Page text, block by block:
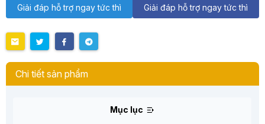
Giải đáp hỗ trợ ngay tức thì
Giải đáp hỗ trợ ngay tức thì
Chi tiết sản phẩm
Mục lục